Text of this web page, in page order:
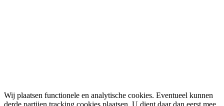
Wij plaatsen functionele en analytische cookies. Eventueel kunnen
derde partijen tracking cookies plaatsen. U dient daar dan eerst mee